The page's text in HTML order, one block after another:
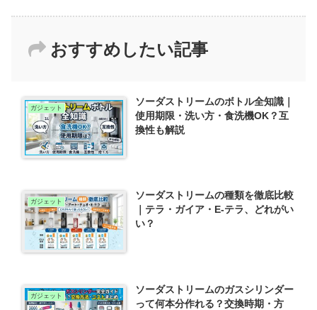
おすすめしたい記事
ガジェット
ソーダストリームのボトル全知識｜
使用期限・洗い方・食洗機OK？互
換性も解説
ガジェット
ソーダストリームの種類を徹底比較
｜テラ・ガイア・E-テラ、どれがい
い？
ガジェット
ソーダストリームのガスシリンダー
って何本分作れる？交換時期・方